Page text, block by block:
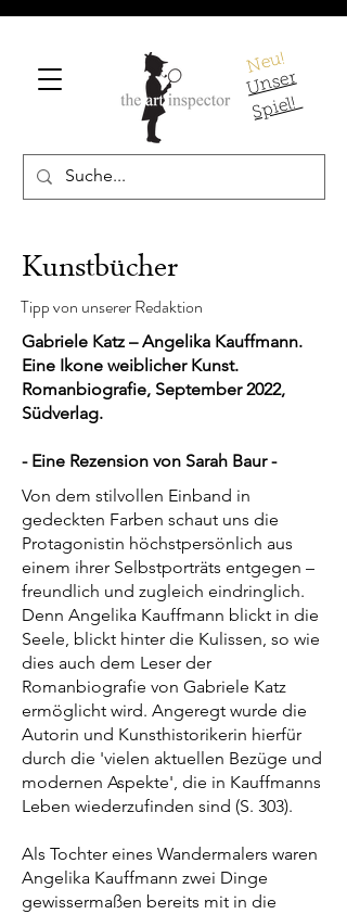
Neu!
U
ns
er
S
pi
el!
Kunstbücher
Tipp von unserer Redaktion
Gabriele Katz – Angelika Kauffmann.
Eine Ikone weiblicher Kunst.
Romanbiografie, September 2022,
Südverlag.
- Eine Rezension von Sarah Baur -
Von dem stilvollen Einband in
gedeckten Farben schaut uns die
Protagonistin höchstpersönlich aus
einem ihrer Selbstporträts entgegen –
freundlich und zugleich eindringlich.
Denn Angelika Kauffmann blickt in die
Seele, blickt hinter die Kulissen, so wie
dies auch dem Leser der
Romanbiografie von Gabriele Katz
ermöglicht wird. Angeregt wurde die
Autorin und Kunsthistorikerin hierfür
durch die 'vielen aktuellen Bezüge und
modernen Aspekte', die in Kauffmanns
Leben wiederzufinden sind (S. 303).
Als Tochter eines Wandermalers waren
Angelika Kauffmann zwei Dinge
gewissermaßen bereits mit in die